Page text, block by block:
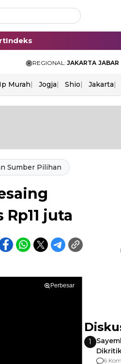
Indeks
REGIONAL: JAKARTA JABAR
Murah Jogja Shio Jakarta
Sumber Pilihan
juta
Perbesar
1
6